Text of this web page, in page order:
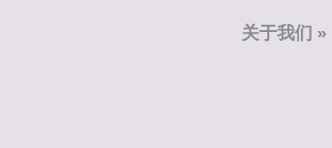
关于我们